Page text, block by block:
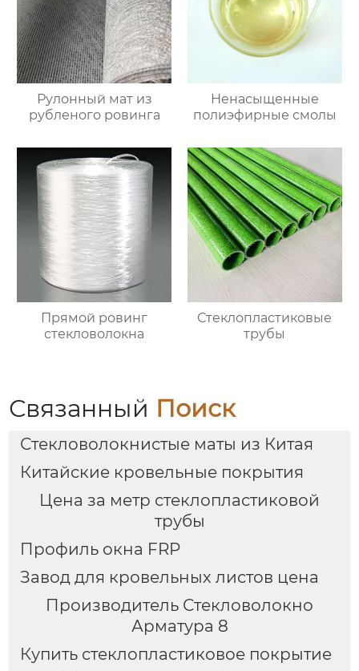
Рулонный мат из
рубленого ровинга
Ненасыщенные
полиэфирные смолы
Прямой ровинг
стекловолокна
Стеклопластиковые
трубы
Связанный Поиск
Стекловолокнистые маты из Китая
Китайские кровельные покрытия
Цена за метр стеклопластиковой
трубы
Профиль окна FRP
Завод для кровельных листов цена
Производитель Стекловолокно
Арматура 8
Купить стеклопластиковое покрытие